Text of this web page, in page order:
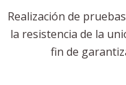
Realización de
la resistencia de la
fin de